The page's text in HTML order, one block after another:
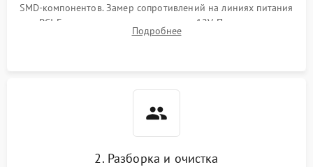
Механические повреждения
SMD-компонентов. Замер сопротивлений на линиях питания
PCI-E и дополнительных разъемах 12V. Проверка на
короткое замыкание основных дросселей питания GPU и
Подробнее
2. Разборка и очистка